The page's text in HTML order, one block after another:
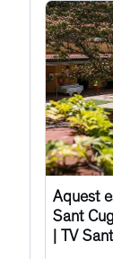
Aquest
Sant
| TV